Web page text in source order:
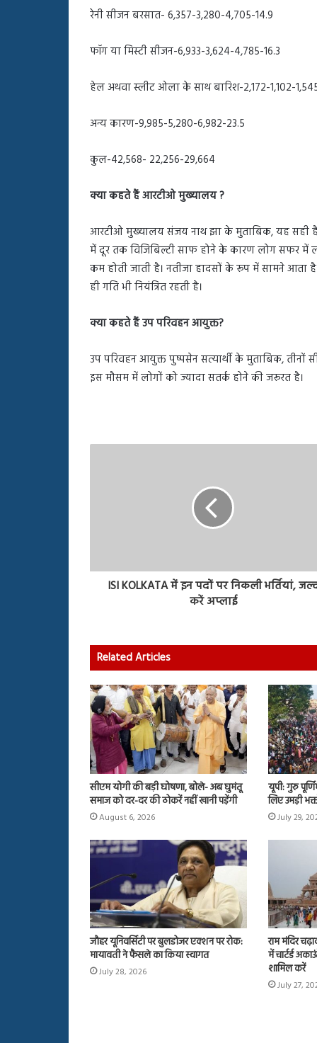
रेनी सीजन बरसात- 6,357-3,280-4,705-14.9
फॉग या मिस्टी सीजन-6,933-3,624-4,785-16.3
हेल अथवा स्लीट ओला के साथ बारिश-2,172-1,102-
अन्य कारण-9,985-5,280-6,982-23.5
कुल-42,568- 22,256-29,664
क्या कहते हैं आरटीओ मुख्यालय ?
आरटीओ मुख्यालय संजय नाथ झा के मुताबिक, यह सही है
में दूर तक विजिबिल्टी साफ होने के कारण लोग सफर में
कम होती जाती है। नतीजा हादसों के रूप में सामने आता
ही गति भी नियंत्रित रहती है।
क्या कहते हैं उप परिवहन आयुक्त?
उप परिवहन आयुक्त पुष्पसेन सत्यार्थी के मुताबिक, तीनों
इस मौसम में लोगों को ज्यादा सतर्क होने की जरूरत है।
ISI KOLKATA में इन पदों पर निकली भर्तियां,
करें अप्लाई
Related Articles
सीएम योगी की बड़ी घोषणा, बोले- अब घुमंतू
समाज को दर-दर की ठोकरें नहीं खानी पड़ेंगी
August 6, 2026
यूपी: गुरु
लिए उमड़ी
July 29,
जौहर यूनिवर्सिटी पर बुलडोजर एक्शन पर रोक:
मायावती ने फैसले का किया स्वागत
July 28, 2026
राम मंदिर
में चार्टर्ड
शामिल करें
July 27,